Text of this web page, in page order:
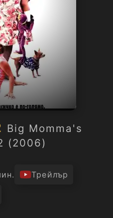
Big Momma's
(2006)
Трейлър